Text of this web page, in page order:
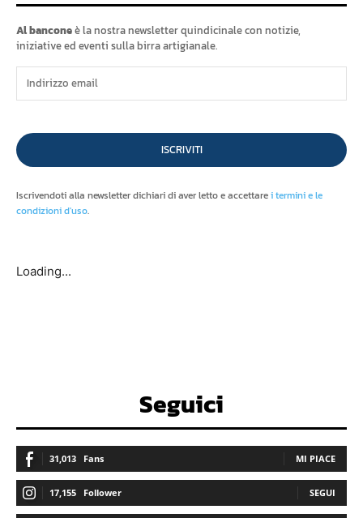
Al banconeè la nostra newsletter quindicinale con notizie,
iniziative ed eventi sulla birra artigianale.
ISCRIVITI
Iscrivendoti alla newsletter dichiari di aver letto e accettarei termini e le
condizioni d'uso.
Loading...
Seguici
31,013 Fans MI PIACE
17,155 Follower SEGUI